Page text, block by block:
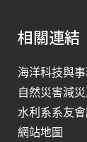
相關連結
海洋科技與
自然災害減
水利系系友
網站地圖